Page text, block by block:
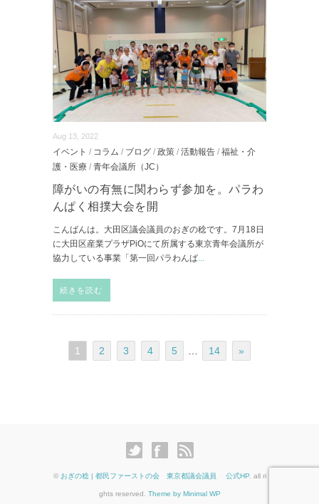
Aug 13, 2022
イベント / コラム / ブログ / 政策 / 活動報告 / 福祉・介
護・医療 / 青年会議所（JC）
障がいの有無に関わらず参加を。パラわ
んぱく相撲大会を開
こんばんは。大田区議会議員のおぎの稔です。7月18日
に大田区産業プラザPiOにて所属する東京青年会議所が
協力している事業「第一回パラわんぱ
続きを読む
1 2 3 4 5 14 »
© おぎの稔 | 都民ファーストの会 東京都議会議員 公式HP. all ri
ghts reserved. Theme by Minimal WP